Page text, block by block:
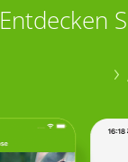
Entdecken